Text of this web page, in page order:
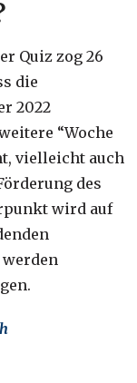
Quiz zog 26
die
2022
“Woche
vielleicht auch
des
wird auf
werden